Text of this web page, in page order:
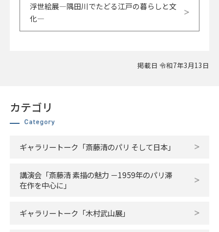
浮世絵展―隅田川でたどる江戸の暮らしと文
化―
掲載日 令和7年3月13日
カテゴリ
ギャラリートーク「斎藤清のパリ そして日本」
講演会「斎藤清 素描の魅力 －1959年のパリ滞
在作を中心に」
ギャラリートーク「木村武山展」